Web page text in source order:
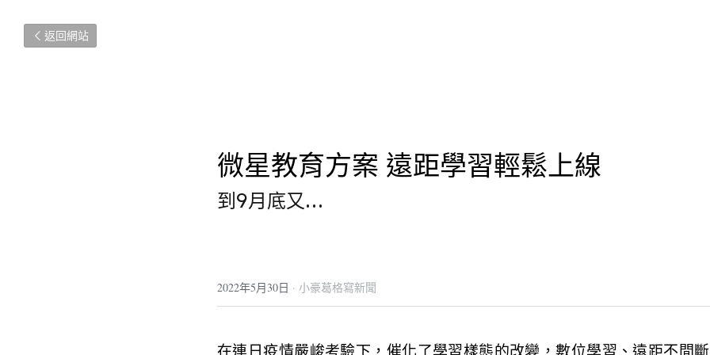
返回網站
微星教育方案 遠距學習輕鬆上線
到9月底又…
2022年5月30日 · 小豪葛格寫新聞
在連日疫情嚴峻考驗下，催化了學習樣態的改變，數位學習、遠距不間